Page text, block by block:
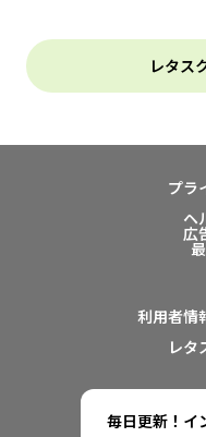
レタス
プラ
ヘ
広
利用者情
レタ
毎日更新！イ